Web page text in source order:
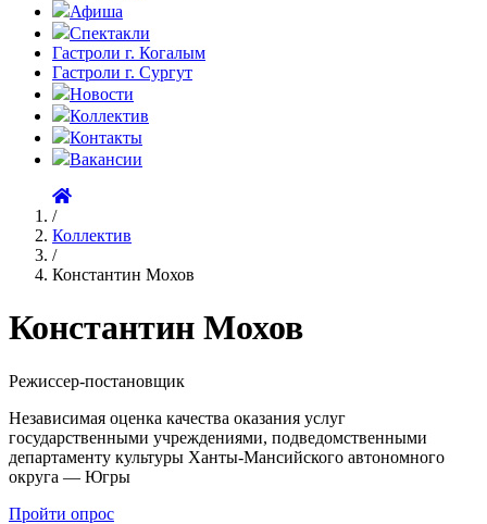
Афиша
Спектакли
Гастроли г. Когалым
Гастроли г. Сургут
Новости
Коллектив
Контакты
Вакансии
/
Коллектив
/
Константин Мохов
Константин Мохов
Режиссер-постановщик
Независимая оценка качества оказания услуг
государственными учреждениями, подведомственными
департаменту культуры Ханты-Мансийского автономного
округа — Югры
Пройти опрос